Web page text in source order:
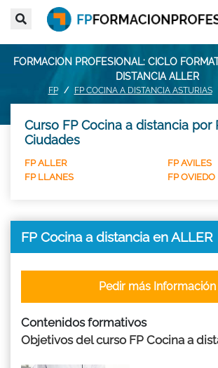
FORMACION PROFESIONAL: CICLO
DISTANCIA ALLER
FP FP COCINA A DISTANCIA ASTURIAS
Curso FP Cocina a distancia por
Ciudades
FP ALLER
FP AVILES
FP LLANES
FP OVIEDO
FP Cocina a distancia en ALLER
Pedir más Información
Contenidos formativos
Objetivos del curso FP Cocina a